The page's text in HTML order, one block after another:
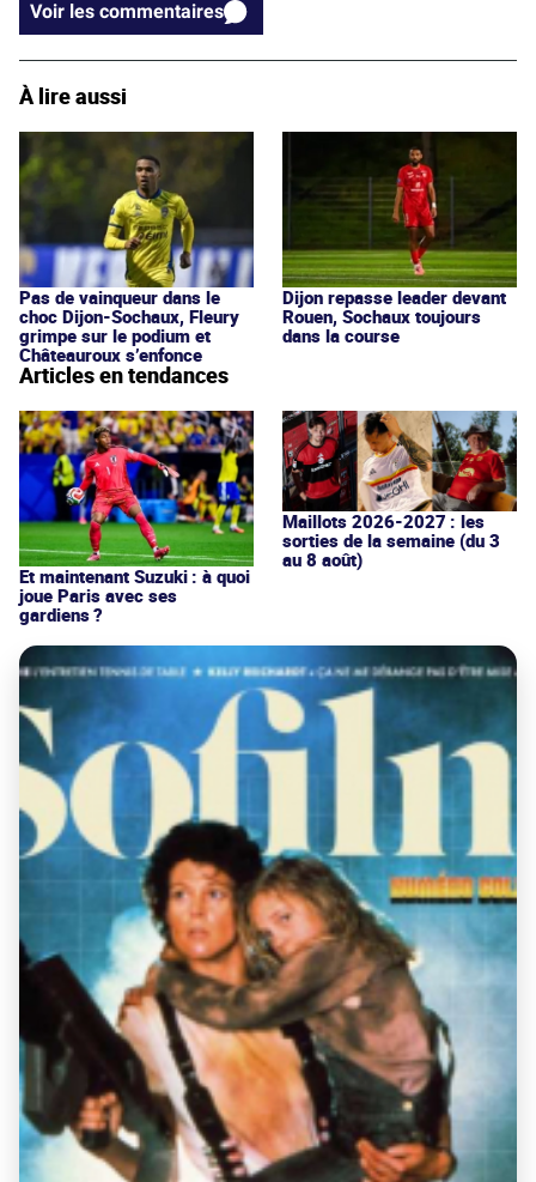
Voir les commentaires
À lire aussi
Pas de vainqueur dans le
choc Dijon-Sochaux, Fleury
grimpe sur le podium et
Châteauroux s’enfonce
Dijon repasse leader devant
Rouen, Sochaux toujours
dans la course
Articles en tendances
Et maintenant Suzuki : à quoi
joue Paris avec ses
gardiens ?
Maillots 2026-2027 : les
sorties de la semaine (du 3
au 8 août)